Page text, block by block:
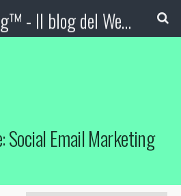
Booking Blog™ - Il blog del Web Marketing Turistico
Social Email Marketing